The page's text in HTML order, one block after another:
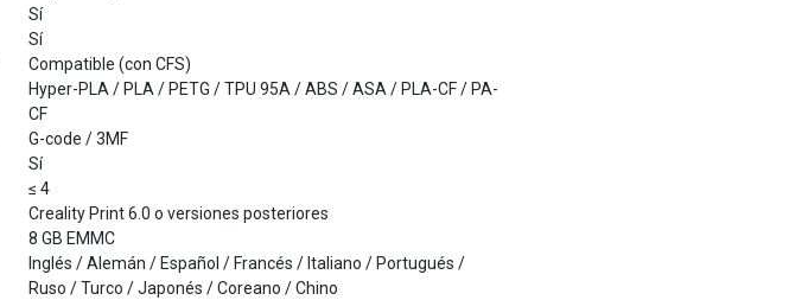
Sí
Sí
Compatible (con CFS)
Hyper-PLA / PLA / PETG / TPU 95A / ABS / ASA / PLA-CF / PA-
CF
G-code / 3MF
Sí
≤ 4
Creality Print 6.0 o versiones posteriores
8 GB EMMC
Inglés / Alemán / Español / Francés / Italiano / Portugués /
Ruso / Turco / Japonés / Coreano / Chino